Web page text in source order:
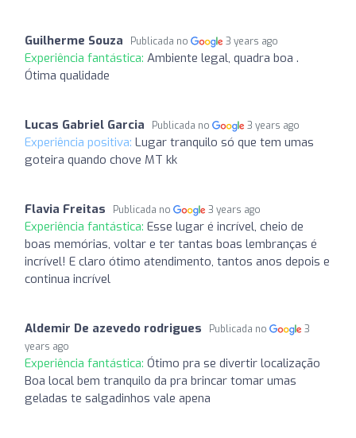
Guilherme Souza Publicada no 3 years ago
Experiência fantástica: Ambiente legal, quadra boa .
Ótima qualidade
Lucas Gabriel Garcia Publicada no 3 years ago
Experiência positiva: Lugar tranquilo só que tem umas
goteira quando chove MT kk
Flavia Freitas Publicada no 3 years ago
Experiência fantástica: Esse lugar é incrível, cheio de
boas memórias, voltar e ter tantas boas lembranças é
incrível! E claro ótimo atendimento, tantos anos depois e
continua incrível
Aldemir De azevedo rodrigues Publicada no
3
years ago
Experiência fantástica: Ótimo pra se divertir localização
Boa local bem tranquilo da pra brincar tomar umas
geladas te salgadinhos vale apena